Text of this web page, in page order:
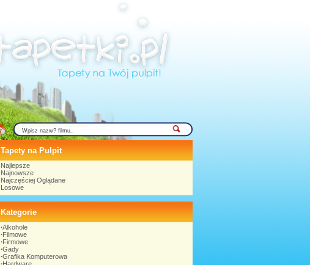
Tapety na Pulpit
Najlepsze
Najnowsze
Najczęściej Oglądane
Losowe
Kategorie
∙Alkohole
∙Filmowe
∙Firmowe
∙Gady
∙Grafika Komputerowa